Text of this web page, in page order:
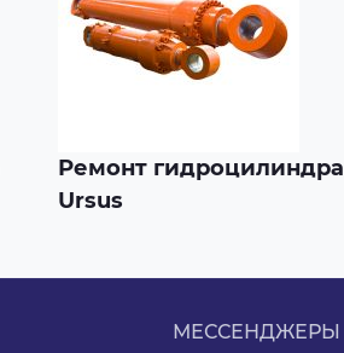
Ремонт гидроцилиндра
Ursus
МЕССЕНДЖЕРЫ